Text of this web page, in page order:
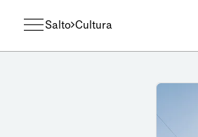
Salto Cultura